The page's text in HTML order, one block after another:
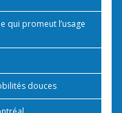
qui promeut l’usage
douces